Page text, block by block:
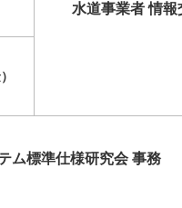
水道事業者 情
ム標準仕様研究会 事務